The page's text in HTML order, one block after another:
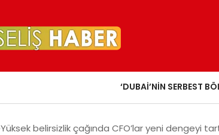
‘DUBAI’NIN SERBEST
Yüksek belirsizlik çağında CFO’lar yeni dengeyi